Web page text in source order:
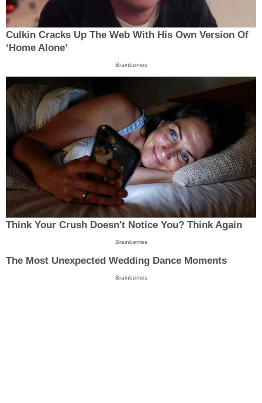
Culkin Cracks Up The Web With His Own Version Of
‘Home Alone’
Brainberries
Think Your Crush Doesn't Notice You? Think Again
Brainberries
The Most Unexpected Wedding Dance Moments
Brainberries